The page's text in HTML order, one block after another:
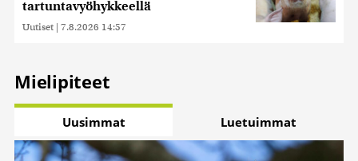
tartuntavyöhykkeellä
Uutiset | 7.8.2026 14:57
Mielipiteet
Uusimmat Luetuimmat